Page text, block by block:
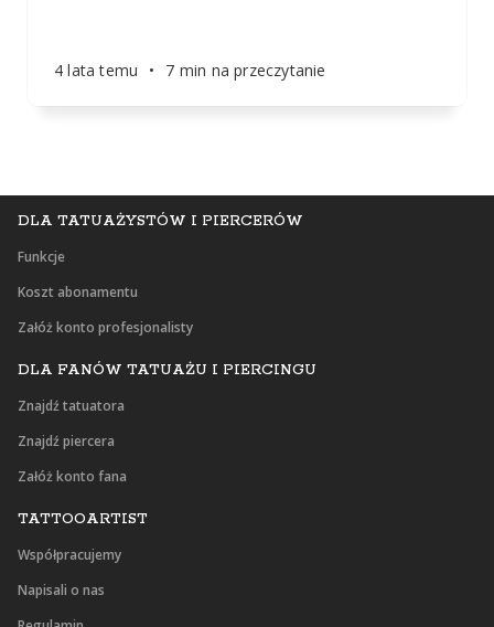
4 lata temu • 7 min na przeczytanie
DLA TATUAŻYSTÓW I PIERCERÓW
Funkcje
Koszt abonamentu
Załóż konto profesjonalisty
DLA FANÓW TATUAŻU I PIERCINGU
Znajdź tatuatora
Znajdź piercera
Załóż konto fana
TATTOOARTIST
Współpracujemy
Napisali o nas